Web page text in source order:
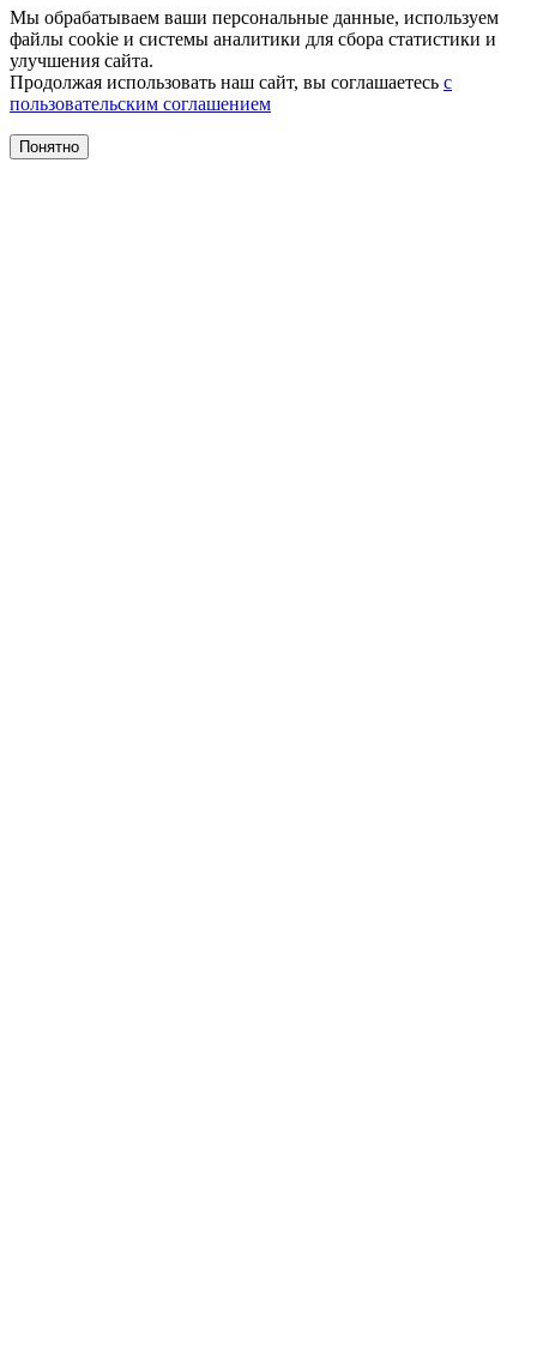
Мы обрабатываем ваши персональные данные, используем
файлы cookie и системы аналитики для сбора статистики и
улучшения сайта.
Продолжая использовать наш сайт, вы соглашаетесь с
пользовательским соглашением
Понятно